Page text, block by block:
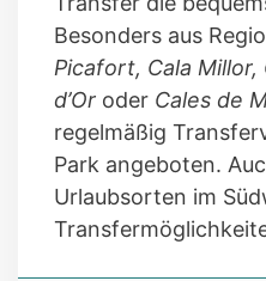
Besonders aus
Picafort, Cala Millor,
d’Or oder Cales de
regelmäßig
Park angeboten.
Urlaubsorten im